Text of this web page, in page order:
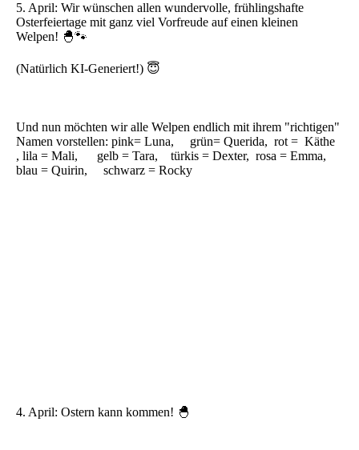
5. April: Wir wünschen allen wundervolle, frühlingshafte
Osterfeiertage mit ganz viel Vorfreude auf einen kleinen
Welpen! 🐣🐾
(Natürlich KI-Generiert!) 😇
Und nun möchten wir alle Welpen endlich mit ihrem "richtigen"
Namen vorstellen: pink= Luna, grün= Querida, rot = Käthe
, lila = Mali, gelb = Tara, türkis = Dexter, rosa = Emma,
blau = Quirin, schwarz = Rocky
4. April: Ostern kann kommen! 🐣